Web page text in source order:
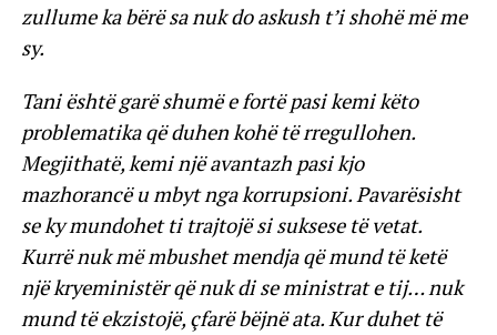
zullume ka bërë sa nuk do askush t’i shohë më me
sy.
Tani është garë shumë e fortë pasi kemi këto
problematika që duhen kohë të rregullohen.
Megjithatë, kemi një avantazh pasi kjo
mazhorancë u mbyt nga korrupsioni. Pavarësisht
se ky mundohet ti trajtojë si suksese të vetat.
Kurrë nuk më mbushet mendja që mund të ketë
një kryeministër që nuk di se ministrat e tij… nuk
mund të ekzistojë, çfarë bëjnë ata. Kur duhet të